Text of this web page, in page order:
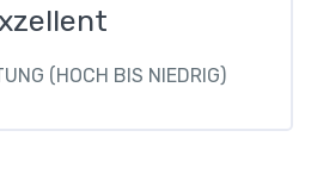
(HOCH BIS NIEDRIG)